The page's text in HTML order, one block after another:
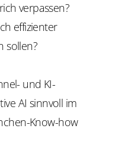
verpassen?
effizienter
sollen?
und KI-
AI sinnvoll im
Know-how